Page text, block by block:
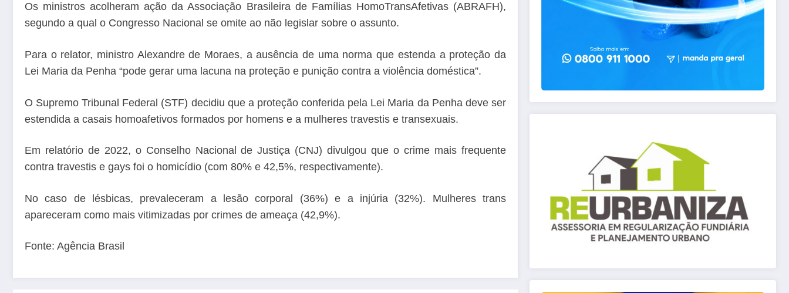
Os ministros acolheram ação da Associação Brasileira de Famílias HomoTransAfetivas (ABRAFH),
segundo a qual o Congresso Nacional se omite ao não legislar sobre o assunto.
Para o relator, ministro Alexandre de Moraes, a ausência de uma norma que estenda a proteção da
Lei Maria da Penha “pode gerar uma lacuna na proteção e punição contra a violência doméstica”.
O Supremo Tribunal Federal (STF) decidiu que a proteção conferida pela Lei Maria da Penha deve ser
estendida a casais homoafetivos formados por homens e a mulheres travestis e transexuais.
Em relatório de 2022, o Conselho Nacional de Justiça (CNJ) divulgou que o crime mais frequente
contra travestis e gays foi o homicídio (com 80% e 42,5%, respectivamente).
No caso de lésbicas, prevaleceram a lesão corporal (36%) e a injúria (32%). Mulheres trans
apareceram como mais vitimizadas por crimes de ameaça (42,9%).
Fonte: Agência Brasil